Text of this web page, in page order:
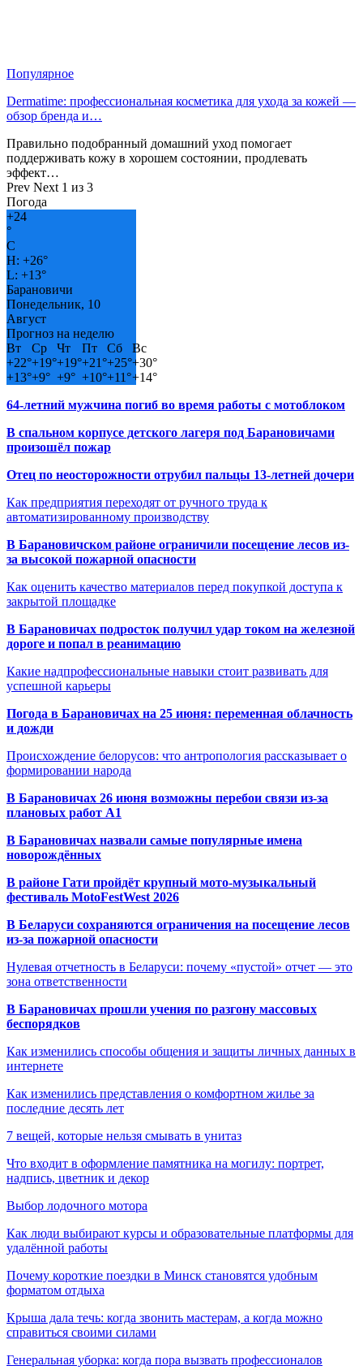
Популярное
Dermatime: профессиональная косметика для ухода за кожей —
обзор бренда и…
Правильно подобранный домашний уход помогает
поддерживать кожу в хорошем состоянии, продлевать
эффект…
Prev Next 1 из 3
Погода
+24
°
C
H: +26°
L: +13°
Барановичи
Понедельник, 10
Август
Прогноз на неделю
Вт
Ср Чт Пт Сб
Вс
+22°+19°+19°+21°+25°+30°
+13°+9° +9° +10°+11°+14°
64-летний мужчина погиб во время работы с мотоблоком
В спальном корпусе детского лагеря под Барановичами
произошёл пожар
Отец по неосторожности отрубил пальцы 13-летней дочери
Как предприятия переходят от ручного труда к
автоматизированному производству
В Барановичском районе ограничили посещение лесов из-
за высокой пожарной опасности
Как оценить качество материалов перед покупкой доступа к
закрытой площадке
В Барановичах подросток получил удар током на железной
дороге и попал в реанимацию
Какие надпрофессиональные навыки стоит развивать для
успешной карьеры
Погода в Барановичах на 25 июня: переменная облачность
и дожди
Происхождение белорусов: что антропология рассказывает о
формировании народа
В Барановичах 26 июня возможны перебои связи из-за
плановых работ A1
В Барановичах назвали самые популярные имена
новорождённых
В районе Гати пройдёт крупный мото-музыкальный
фестиваль MotoFestWest 2026
В Беларуси сохраняются ограничения на посещение лесов
из-за пожарной опасности
Нулевая отчетность в Беларуси: почему «пустой» отчет — это
зона ответственности
В Барановичах прошли учения по разгону массовых
беспорядков
Как изменились способы общения и защиты личных данных в
интернете
Как изменились представления о комфортном жилье за
последние десять лет
7 вещей, которые нельзя смывать в унитаз
Что входит в оформление памятника на могилу: портрет,
надпись, цветник и декор
Выбор лодочного мотора
Как люди выбирают курсы и образовательные платформы для
удалённой работы
Почему короткие поездки в Минск становятся удобным
форматом отдыха
Крыша дала течь: когда звонить мастерам, а когда можно
справиться своими силами
Генеральная уборка: когда пора вызвать профессионалов